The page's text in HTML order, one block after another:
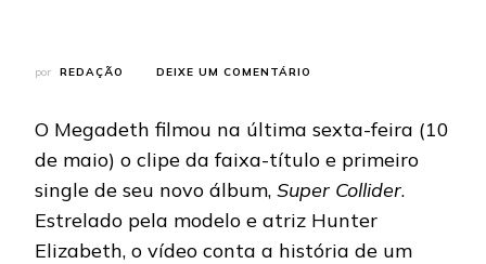
por REDAÇÃO DEIXE UM COMENTÁRIO
FILMA
PARA
“SUPER
O Megadeth filmou na última sexta-feira (10
de maio) o clipe da faixa-título e primeiro
single de seu novo álbum, Super Collider.
Estrelado pela modelo e atriz Hunter
Elizabeth, o vídeo conta a história de um